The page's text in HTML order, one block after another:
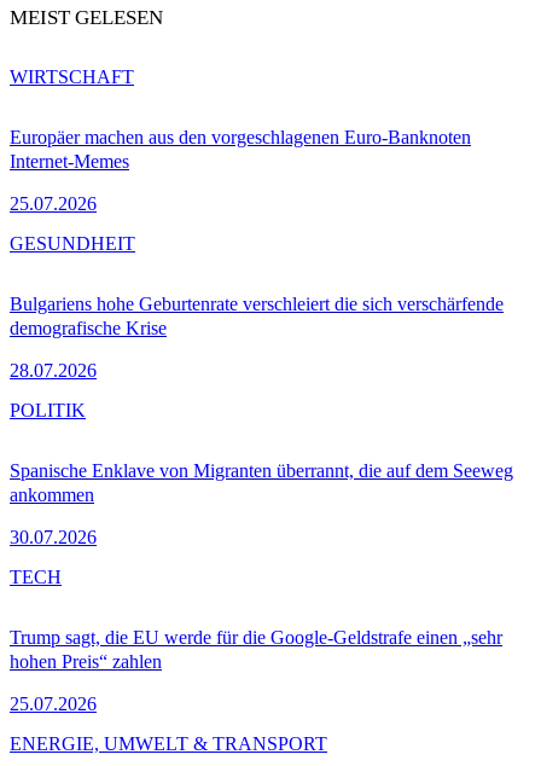
MEIST GELESEN
Europäer machen aus den vorgeschlagenen Euro-Banknoten
Internet-Memes
25.07.2026
WIRTSCHAFT
Bulgariens hohe Geburtenrate verschleiert die sich verschärfende
demografische Krise
28.07.2026
GESUNDHEIT
Spanische Enklave von Migranten überrannt, die auf dem Seeweg
ankommen
30.07.2026
POLITIK
Trump sagt, die EU werde für die Google-Geldstrafe einen „sehr
hohen Preis“ zahlen
25.07.2026
TECH
ENERGIE, UMWELT & TRANSPORT